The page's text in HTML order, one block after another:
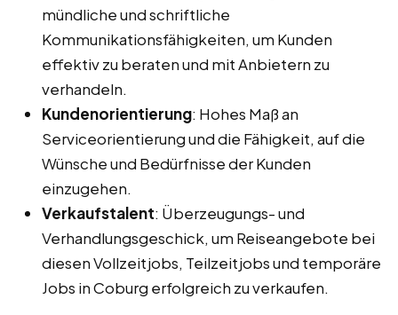
mündliche und schriftliche
Kommunikationsfähigkeiten, um Kunden
effektiv zu beraten und mit Anbietern zu
verhandeln.
Kundenorientierung: Hohes Maß an
Serviceorientierung und die Fähigkeit, auf die
Wünsche und Bedürfnisse der Kunden
einzugehen.
Verkaufstalent: Überzeugungs- und
Verhandlungsgeschick, um Reiseangebote bei
diesen Vollzeitjobs, Teilzeitjobs und temporäre
Jobs in Coburg erfolgreich zu verkaufen.